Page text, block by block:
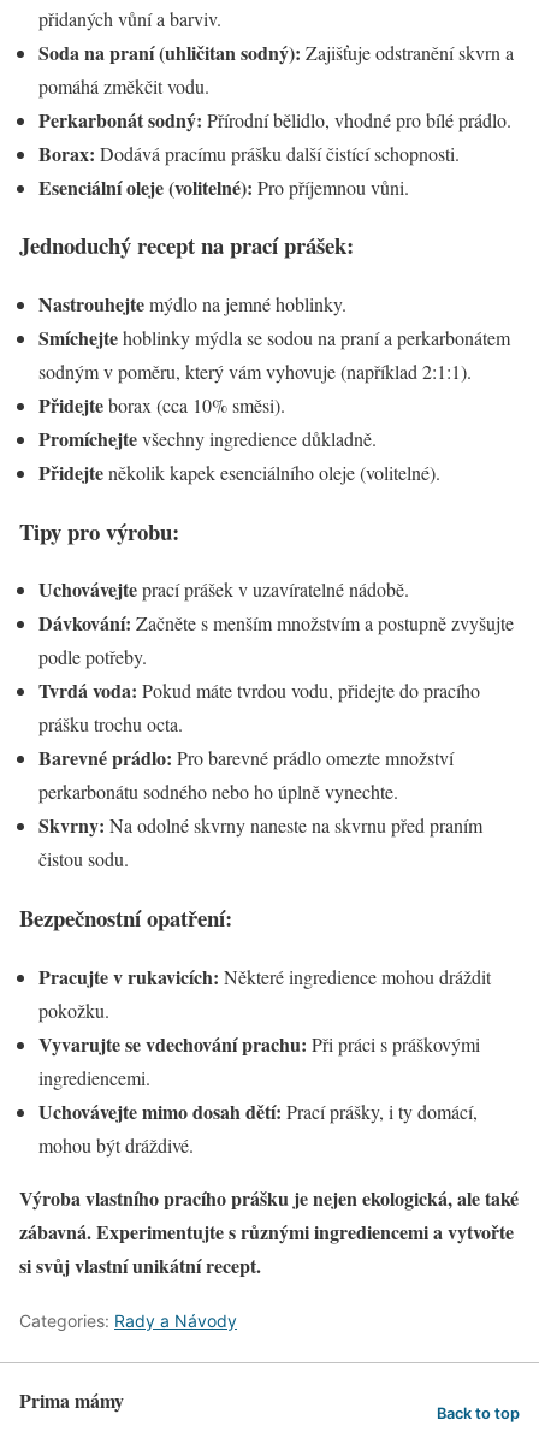
přidaných vůní a barviv.
Soda na praní (uhličitan sodný): Zajišťuje odstranění skvrn a
pomáhá změkčit vodu.
Perkarbonát sodný: Přírodní bělidlo, vhodné pro bílé prádlo.
Borax: Dodává pracímu prášku další čistící schopnosti.
Esenciální oleje (volitelné): Pro příjemnou vůni.
Jednoduchý recept na prací prášek:
Nastrouhejtemýdlo na jemné hoblinky.
Smíchejtehoblinky mýdla se sodou na praní a perkarbonátem
sodným v poměru, který vám vyhovuje (například 2:1:1).
Přidejteborax (cca 10% směsi).
Promíchejtevšechny ingredience důkladně.
Přidejteněkolik kapek esenciálního oleje (volitelné).
Tipy pro výrobu:
Uchovávejteprací prášek v uzavíratelné nádobě.
Dávkování: Začněte s menším množstvím a postupně zvyšujte
podle potřeby.
Tvrdá voda: Pokud máte tvrdou vodu, přidejte do pracího
prášku trochu octa.
Barevné prádlo: Pro barevné prádlo omezte množství
perkarbonátu sodného nebo ho úplně vynechte.
Skvrny: Na odolné skvrny naneste na skvrnu před praním
čistou sodu.
Bezpečnostní opatření:
Pracujte v rukavicích: Některé ingredience mohou dráždit
pokožku.
Vyvarujte se vdechování prachu: Při práci s práškovými
ingrediencemi.
Uchovávejte mimo dosah dětí: Prací prášky, i ty domácí,
mohou být dráždivé.
Výroba vlastního pracího prášku je nejen ekologická, ale také
zábavná. Experimentujte s různými ingrediencemi a vytvořte
si svůj vlastní unikátní recept.
Categories: Rady a Návody
Prima mámy Back to top